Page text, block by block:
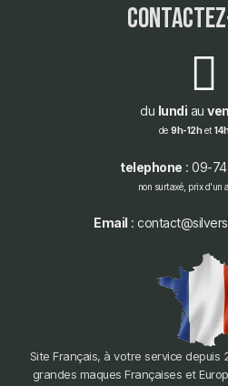
du lundi au
de 9h-12het
telephone : 09-
non surtaxé, prix d'un
Email :
Site Français, à votre service depuis
grandes maques Françaises et